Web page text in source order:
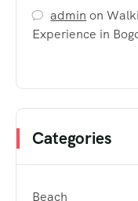
admin on
Experience in
Categories
Beach